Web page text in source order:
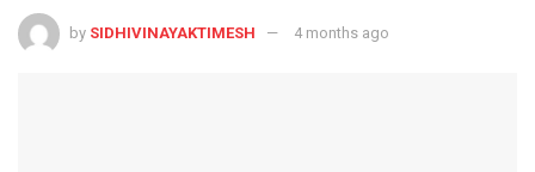
by SIDHIVINAYAKTIMESH 4 months ago